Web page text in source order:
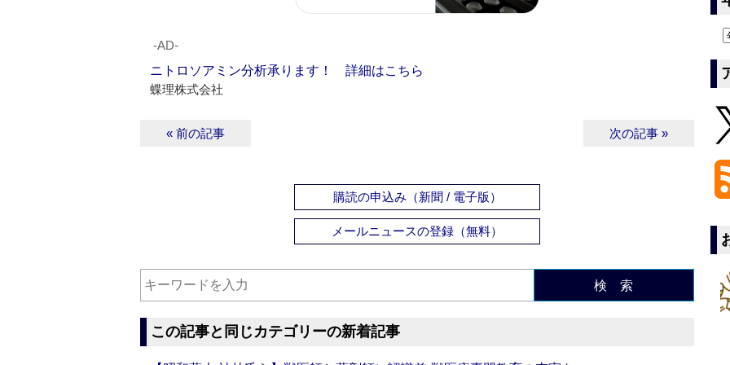
‐AD‐
ニトロソアミン分析承ります！ 詳細はこちら
蝶理株式会社
« 前の記事 次の記事 »
購読の申込み（新聞 / 電子版）
メールニュースの登録（無料）
検 索
この記事と同じカテゴリーの新着記事